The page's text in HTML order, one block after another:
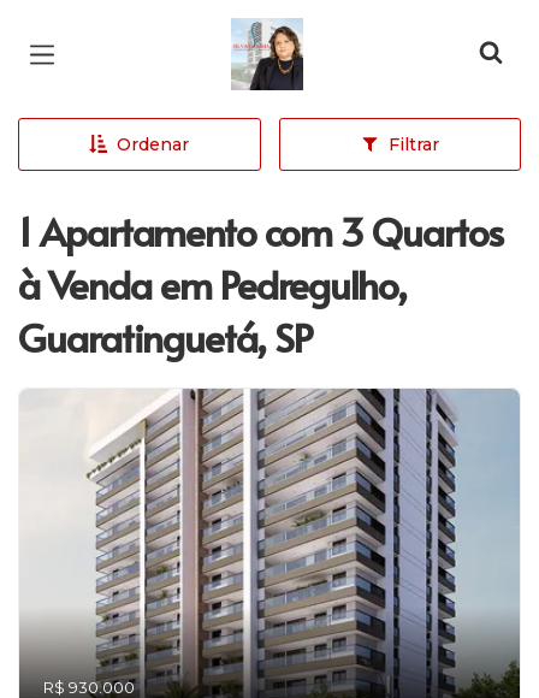
Página inicial
Ordenar Filtrar
1 Apartamento com 3 Quartos
à Venda em Pedregulho,
Guaratinguetá, SP
R$ 930.000